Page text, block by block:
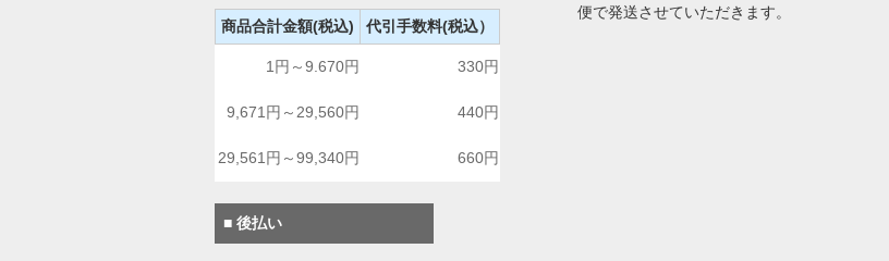
商品合計金額(税込) 代引手数料(税込）
1円～9.670円 330円
9,671円～29,560円 440円
29,561円～99,340円 660円
■ 後払い
便で発送させていただきます。